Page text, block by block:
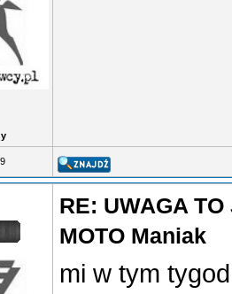
RE: UWAGA
MOTO Maniak
mi w tym